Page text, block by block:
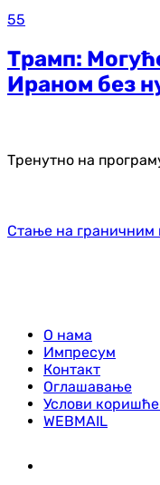
55
Трамп:
Ираном без
Тренутно на
Стање на граничним
О нама
Импресум
Контакт
Оглашавање
Услови
WEBMAIL